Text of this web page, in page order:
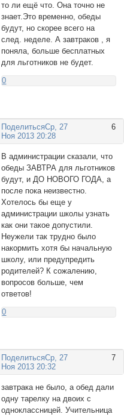
то ли ещё что. Она точно не
знает.Это временно, обеды
будут, но скорее всего на
след. неделе. А завтраков , я
поняла, больше бесплатных
для льготников не будет.
0
Поделиться 6
Ср, 27
Ноя 2013 20:28
В администрации сказали, что
обеды ЗАВТРА для льготников
будут, и ДО НОВОГО ГОДА, а
после пока неизвестно.
Хотелось бы еще у
администрации школы узнать
как они такое допустили.
Неужели так трудно было
накормить хотя бы начальную
школу, или предупредить
родителей? К сожалению,
вопросов больше, чем
ответов!
0
Поделиться 7
Ср, 27
Ноя 2013 20:32
завтрака не было, а обед дали
одну тарелку на двоих с
одноклассницей. Учительница